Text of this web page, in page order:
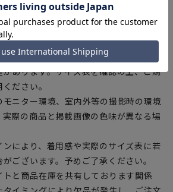
AB
BE
】
あります。サイズ表を確認の上、ご購
ださい。
ニター環境、室内外等の撮影時の環境
際の商品と掲載画像の色味が異なる場
により、着用感や実際のサイズ表に若
ございます。予めご了承ください。
と商品在庫を共有しております関係